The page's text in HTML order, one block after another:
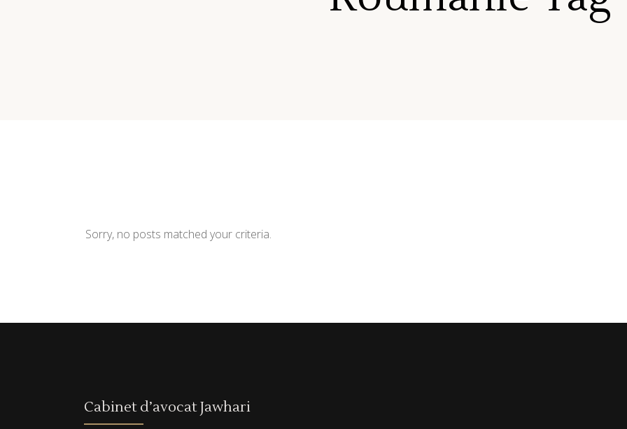
Sorry, no posts matched your criteria.
Cabinet d’avocat Jawhari